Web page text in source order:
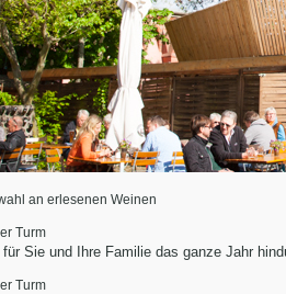
an erlesenen Weinen
Turm
Sie und Ihre Familie das ganze Jahr
Turm